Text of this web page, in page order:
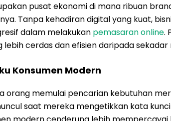
pusat ekonomi di mana ribuan
Tanpa kehadiran digital yang kuat,
dalam melakukan pemasaran online.
cerdas dan efisien daripada
Konsumen Modern
orang memulai pencarian kebutuhan
saat mereka mengetikkan kata